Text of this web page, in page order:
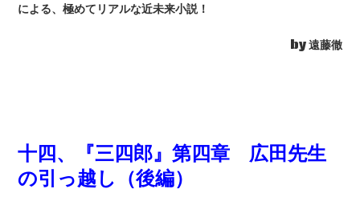
による、極めてリアルな近未来小説！
by 遠藤徹
十四、『三四郎』第四章 広田先生
の引っ越し（後編）